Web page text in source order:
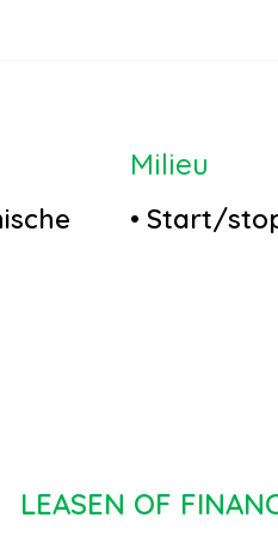
Milieu
• Start/
LEASEN OF